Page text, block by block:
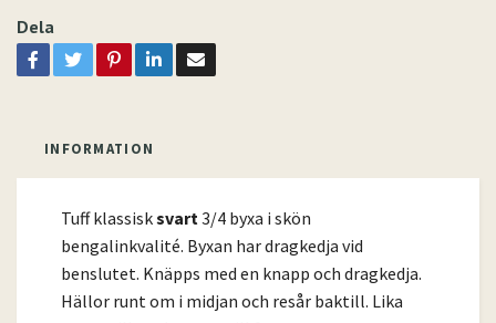
Dela
INFORMATION
Tuff klassisksvart3/4 byxa i skön
bengalinkvalité. Byxan har dragkedja vid
benslutet. Knäpps med en knapp och dragkedja.
Hällor runt om i midjan och resår baktill. Lika